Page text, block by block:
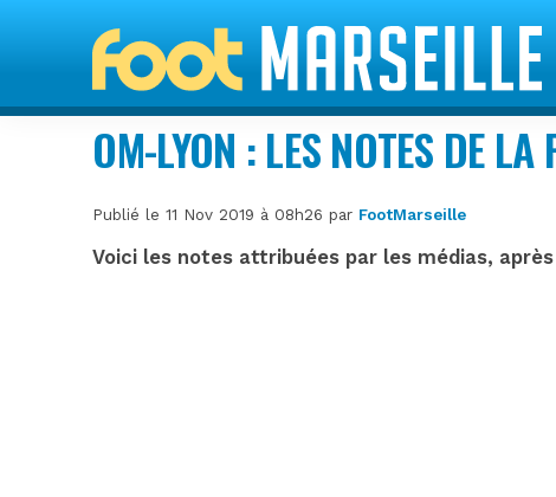
OM-LYON : LES NOTES DE LA
Publié le 11 Nov 2019 à 08h26 par FootMarseille
Voici les notes attribuées par les médias,